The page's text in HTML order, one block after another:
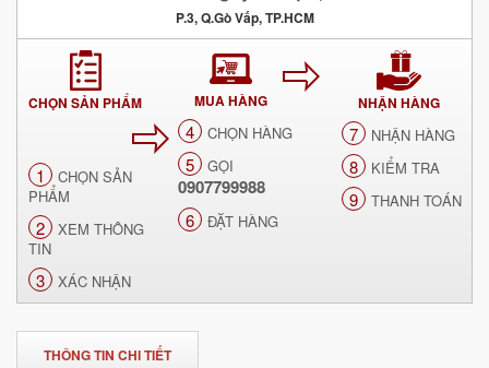
P.3, Q.Gò Vấp, TP.HCM
CHỌN SẢN PHẨM
1
CHỌN SẢN
PHẨM
2
XEM THÔNG
TIN
3 XÁC NHẬN
MUA HÀNG
4 CHỌN HÀNG
5 GỌI
0907799988
6 ĐẶT HÀNG
NHẬN HÀNG
7 NHẬN HÀNG
8 KIỂM TRA
9 THANH TOÁN
THÔNG TIN CHI TIẾT